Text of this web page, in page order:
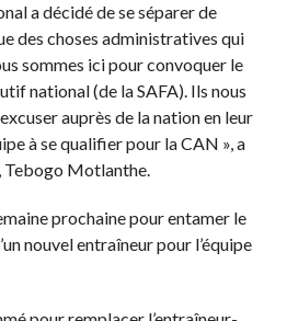
a décidé de se séparer de
des choses administratives qui
sommes ici pour convoquer le
national (de la SAFA). Ils nous
auprès de la nation en leur
à se qualifier pour la CAN », a
Tebogo Motlanthe.
prochaine pour entamer le
nouvel entraîneur pour l’équipe